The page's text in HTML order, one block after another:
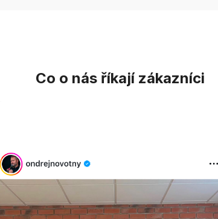
Co o nás říkají zákazníci